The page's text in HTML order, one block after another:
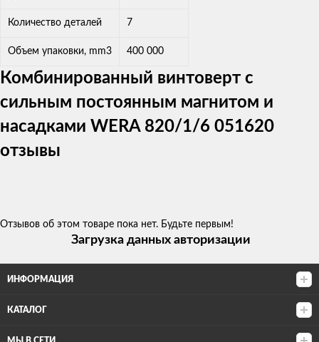
Количество деталей 7
Объем упаковки, mm3 400 000
Комбинированный винтоверт с
сильным постоянным магнитом и
насадками WERA 820/1/6 051620
отзывы
Отзывов об этом товаре пока нет. Будьте первым!
Загрузка данных авторизации
ИНФОРМАЦИЯ
КАТАЛОГ